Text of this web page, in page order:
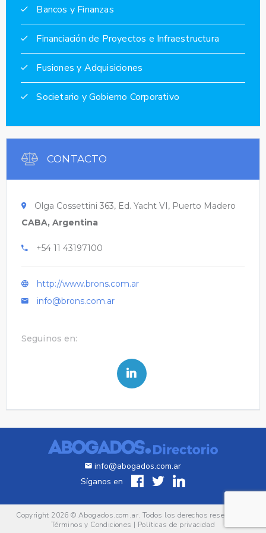
Bancos y Finanzas
Financiación de Proyectos e Infraestructura
Fusiones y Adquisiciones
Societario y Gobierno Corporativo
CONTACTO
Olga Cossettini 363, Ed. Yacht VI, Puerto Madero
CABA, Argentina
+54 11 43197100
http://www.brons.com.ar
info@brons.com.ar
Seguinos en:
info@abogados.com.ar
Síganos en
Copyright 2026 © Abogados.com.ar. Todos los derechos reservados.
Términos y Condiciones | Políticas de privacidad